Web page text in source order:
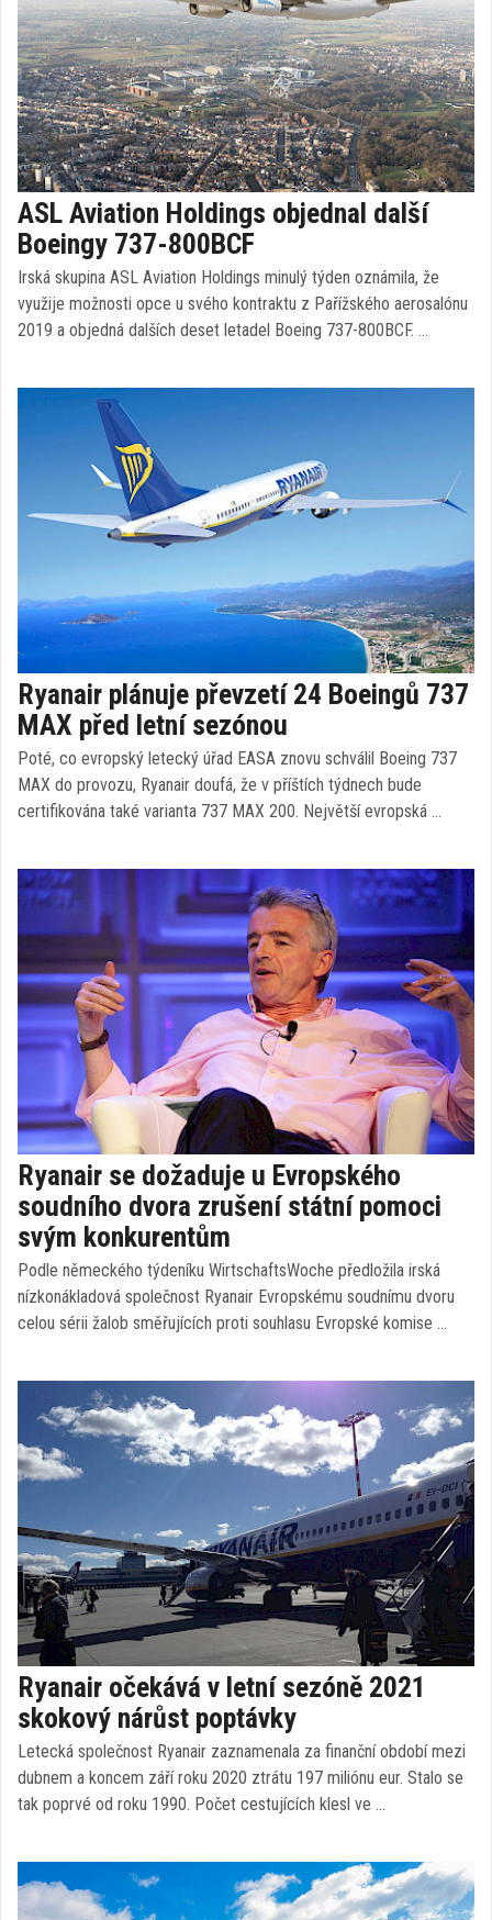
ASL Aviation Holdings objednal další
Boeingy 737-800BCF
Irská skupina ASL Aviation Holdings minulý týden oznámila, že
využije možnosti opce u svého kontraktu z Pařížského aerosalónu
2019 a objedná dalších deset letadel Boeing 737-800BCF. …
Ryanair plánuje převzetí 24 Boeingů 737
MAX před letní sezónou
Poté, co evropský letecký úřad EASA znovu schválil Boeing 737
MAX do provozu, Ryanair doufá, že v příštích týdnech bude
certifikována také varianta 737 MAX 200. Největší evropská …
Ryanair se dožaduje u Evropského
soudního dvora zrušení státní pomoci
svým konkurentům
Podle německého týdeníku WirtschaftsWoche předložila irská
nízkonákladová společnost Ryanair Evropskému soudnímu dvoru
celou sérii žalob směřujících proti souhlasu Evropské komise …
Ryanair očekává v letní sezóně 2021
skokový nárůst poptávky
Letecká společnost Ryanair zaznamenala za finanční období mezi
dubnem a koncem září roku 2020 ztrátu 197 miliónu eur. Stalo se
tak poprvé od roku 1990. Počet cestujících klesl ve …